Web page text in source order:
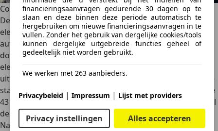
financieringsaanvragen gedurende 30 dagen op te
slaan en deze binnen deze periode automatisch te
hergebruiken om nieuwe financieringsaanvragen in te
vullen. Zonder het gebruik van dergelijke cookies/tools
kunnen dergelijke uitgebreide functies geheel of
gedeeltelijk niet worden gebruikt.
We werken met 263 aanbieders.
Privacybeleid | Impressum | Lijst met providers
Privacy instellingen Alles accepteren
Conclusie MG4 Urban
De MG4 Urban is geen auto voor mensen die hun
elektrische auto als lifestyleproduct zien. Het is ook geen
auto waar je na elke rit nog even naar omkijkt. Maar hij
doet iets wat misschien wel veel belangrijker is: hij maakt
elektrisch rijden begrijpelijk en betaalbaar. De ruimte is
uitstekend, de bagageruimte zelfs verrassend groot en de
standaarduitrusting is ruim genoeg. De actieradius van de
43 kWh-versie voldoet prima voor dagelijks gebruik, terwijl
de 54 kWh-uitvoering extra rust geeft voor langere ritten.
Natuurlijk zijn er kanttekeningen. De geluidsisolatie kan